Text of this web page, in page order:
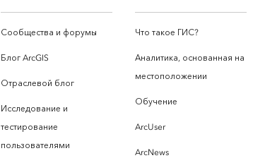
Сообщества и форумы
Блог ArcGIS
Отраслевой блог
Исследование и
тестирование
пользователями
Что такое ГИС?
Аналитика, основанная на
местоположении
Обучение
ArcUser
ArcNews